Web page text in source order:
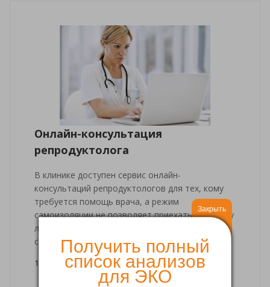
Получить полный
список анализов
для ЭКО
Закрыть
Онлайн-консультация
репродуктолога
В клинике доступен сервис онлайн-
консультаций репродуктологов для тех, кому
требуется помощь врача, а режим
самоизоляции не позволяет приехать в клинику
лично. Услуга доступна только для
существующих клиентов клиники.
18 мая 2020